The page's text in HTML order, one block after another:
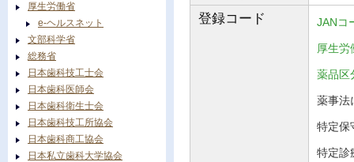
登録コード JANコ
厚生
薬品
薬事
特定
特定
厚生労働省
e-ヘルスネット
文部科学省
総務省
日本歯科技工士会
日本歯科医師会
日本歯科衛生士会
日本歯科技工所協会
日本歯科商工協会
日本私立歯科大学協会